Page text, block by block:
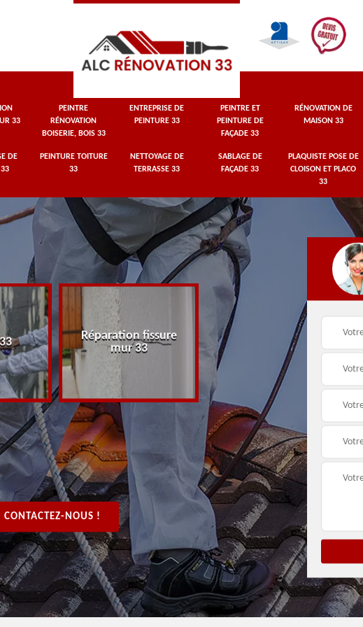
33
PEINTRE
RÉNOVATION
BOISERIE, BOIS 33
ENTREPRISE DE
PEINTURE 33
PEINTRE ET
PEINTURE DE
FAÇADE 33
RÉNOVATION DE
MAISON 33
DE
33
PEINTURE TOITURE
33
NETTOYAGE DE
TERRASSE 33
SABLAGE DE
FAÇADE 33
PLAQUISTE POSE DE
CLOISON ET PLACO
33
Réparation fissure
mur 33
Peintre rénovation
boiserie, bois 33
CONTACTEZ-NOUS !